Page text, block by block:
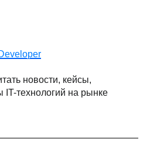
новости, кейсы,
IT-технологий на рынке